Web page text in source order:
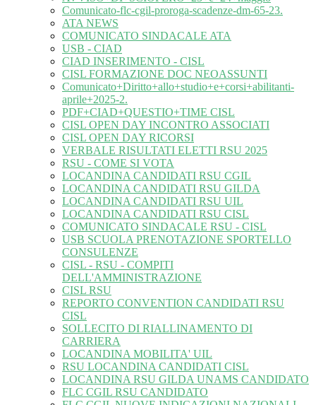
Comunicato-flc-cgil-proroga-scadenze-dm-65-23.
ATA NEWS
COMUNICATO SINDACALE ATA
USB - CIAD
CIAD INSERIMENTO - CISL
CISL FORMAZIONE DOC NEOASSUNTI
Comunicato+Diritto+allo+studio+e+corsi+abilitanti-
aprile+2025-2.
PDF+CIAD+QUESTIO+TIME CISL
CISL OPEN DAY INCONTRO ASSOCIATI
CISL OPEN DAY RICORSI
VERBALE RISULTATI ELETTI RSU 2025
RSU - COME SI VOTA
LOCANDINA CANDIDATI RSU CGIL
LOCANDINA CANDIDATI RSU GILDA
LOCANDINA CANDIDATI RSU UIL
LOCANDINA CANDIDATI RSU CISL
COMUNICATO SINDACALE RSU - CISL
USB SCUOLA PRENOTAZIONE SPORTELLO
CONSULENZE
CISL - RSU - COMPITI
DELL'AMMINISTRAZIONE
CISL RSU
REPORTO CONVENTION CANDIDATI RSU
CISL
SOLLECITO DI RIALLINAMENTO DI
CARRIERA
LOCANDINA MOBILITA' UIL
RSU LOCANDINA CANDIDATI CISL
LOCANDINA RSU GILDA UNAMS CANDIDATO
FLC CGIL RSU CANDIDATO